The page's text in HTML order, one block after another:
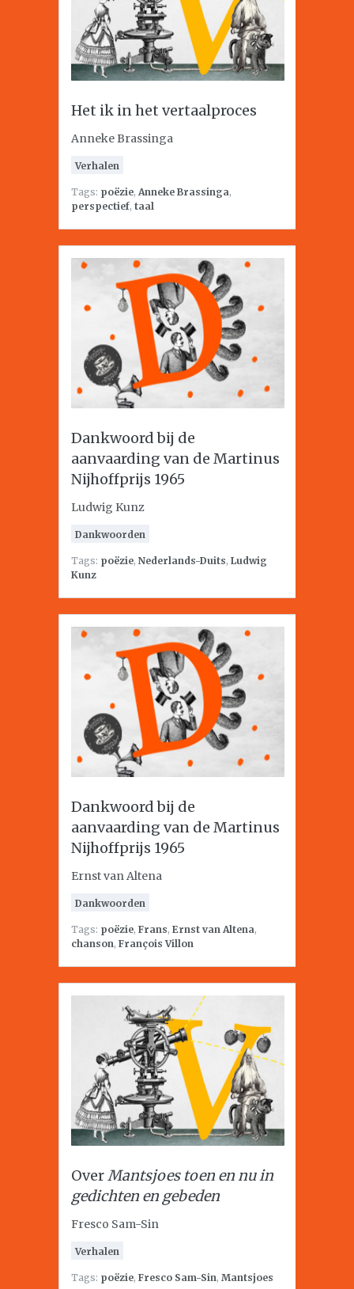
Het ik in het vertaalproces
Anneke Brassinga
Verhalen
Tags: poëzie, Anneke Brassinga,
perspectief, taal
Dankwoord bij de
aanvaarding van de Martinus
Nijhoffprijs 1965
Ludwig Kunz
Dankwoorden
Tags: poëzie, Nederlands-Duits, Ludwig
Kunz
Dankwoord bij de
aanvaarding van de Martinus
Nijhoffprijs 1965
Ernst van Altena
Dankwoorden
Tags: poëzie, Frans, Ernst van Altena,
chanson, François Villon
OverMantsjoes toen en nu in
gedichten en gebeden
Fresco Sam-Sin
Verhalen
Tags: poëzie, Fresco Sam-Sin, Mantsjoes